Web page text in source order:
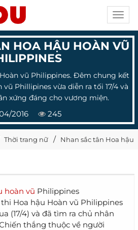
HOA HẬU HOÀN VŨ
vũ Philippines. Đêm chung kết
Phillipines vừa diễn ra tối 17/4 và
xứng đáng cho vương miện.
2016 245
Thời trang nữ Nhan sắc tân Hoa hậu
hoàn vũ Philippines
Hoa hậu Hoàn vũ Philippines
(17/4) và đã tìm ra chủ nhân
thắng thuộc về người